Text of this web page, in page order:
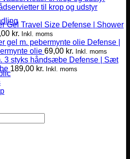
til krop og udstyr
Defense | Shower
kr. Inkl. moms
Defense |
olie 69,00 kr. Inkl. moms
Defense | Sæt
189,00 kr. Inkl. moms